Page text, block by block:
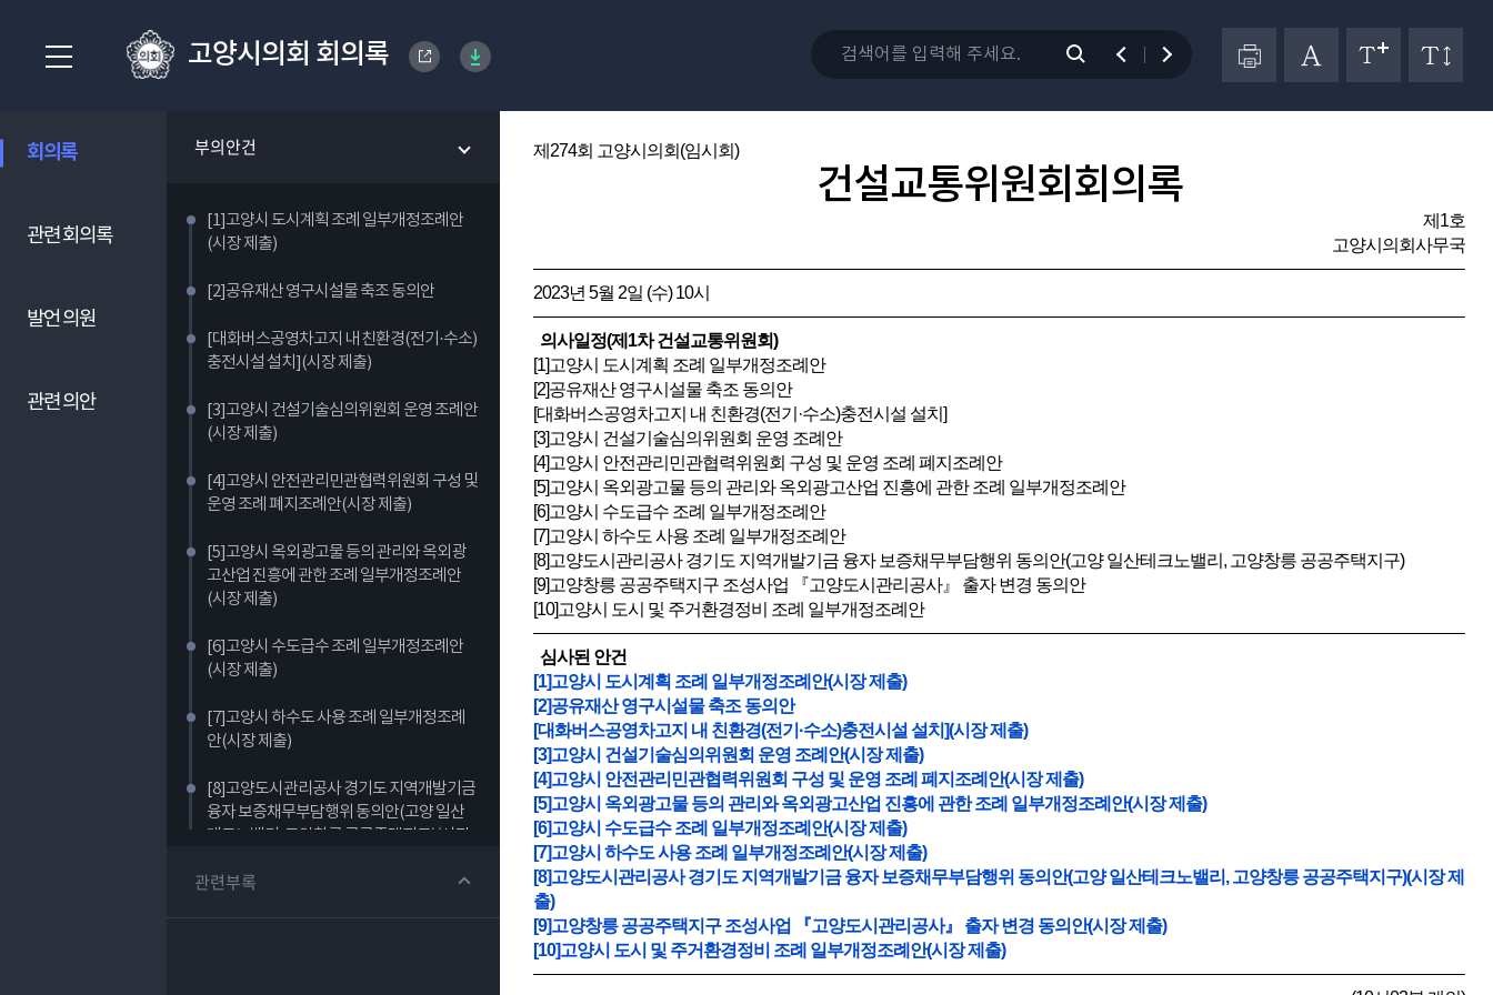
고양시의회 회의록
회의록 부의안건
[1]고양시 도시계획 조례 일부개정조례안
(시장 제출)
[2]공유재산 영구시설물 축조 동의안
[대화버스공영차고지 내 친환경(전기·수소)
충전시설 설치](시장 제출)
[3]고양시 건설기술심의위원회 운영 조례안
(시장 제출)
[4]고양시 안전관리민관협력위원회 구성 및
운영 조례 폐지조례안(시장 제출)
[5]고양시 옥외광고물 등의 관리와 옥외광
고산업 진흥에 관한 조례 일부개정조례안
(시장 제출)
[6]고양시 수도급수 조례 일부개정조례안
(시장 제출)
[7]고양시 하수도 사용 조례 일부개정조례
안(시장 제출)
[8]고양도시관리공사 경기도 지역개발기금
융자 보증채무부담행위 동의안(고양 일산
테크노밸리, 고양창릉 공공주택지구)(시장
관련부록
관련 회의록
발언 의원
관련 의안
제274회 고양시의회(임시회)
건설교통위원회회의록
제1호
고양시의회사무국
2023년 5월 2일 (수) 10시
의사일정(제1차 건설교통위원회)
[1]고양시 도시계획 조례 일부개정조례안
[2]공유재산 영구시설물 축조 동의안
[대화버스공영차고지 내 친환경(전기·수소)충전시설 설치]
[3]고양시 건설기술심의위원회 운영 조례안
[4]고양시 안전관리민관협력위원회 구성 및 운영 조례 폐지조례안
[5]고양시 옥외광고물 등의 관리와 옥외광고산업 진흥에 관한 조례 일부개정조례안
[6]고양시 수도급수 조례 일부개정조례안
[7]고양시 하수도 사용 조례 일부개정조례안
[8]고양도시관리공사 경기도 지역개발기금 융자 보증채무부담행위 동의안(고양 일산테크노밸리, 고양창릉 공공주택지구)
[9]고양창릉 공공주택지구 조성사업 『고양도시관리공사』 출자 변경 동의안
[10]고양시 도시 및 주거환경정비 조례 일부개정조례안
심사된 안건
[1]고양시 도시계획 조례 일부개정조례안(시장 제출)
[2]공유재산 영구시설물 축조 동의안
[대화버스공영차고지 내 친환경(전기·수소)충전시설 설치](시장 제출)
[3]고양시 건설기술심의위원회 운영 조례안(시장 제출)
[4]고양시 안전관리민관협력위원회 구성 및 운영 조례 폐지조례안(시장 제출)
[5]고양시 옥외광고물 등의 관리와 옥외광고산업 진흥에 관한 조례 일부개정조례안(시장 제출)
[6]고양시 수도급수 조례 일부개정조례안(시장 제출)
[7]고양시 하수도 사용 조례 일부개정조례안(시장 제출)
[8]고양도시관리공사 경기도 지역개발기금 융자 보증채무부담행위 동의안(고양 일산테크노밸리, 고양창릉 공공주택지구)(시장 제
출)
[9]고양창릉 공공주택지구 조성사업 『고양도시관리공사』 출자 변경 동의안(시장 제출)
[10]고양시 도시 및 주거환경정비 조례 일부개정조례안(시장 제출)